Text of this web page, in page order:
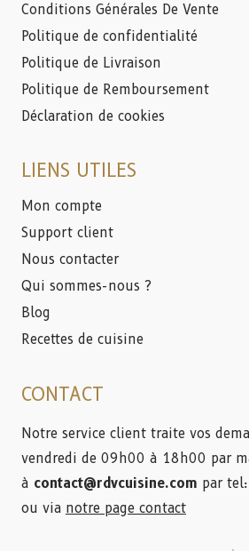
Conditions Générales De Vente
Politique de confidentialité
Politique de Livraison
Politique de Remboursement
Déclaration de cookies
LIENS UTILES
Mon compte
Support client
Nous contacter
Qui sommes-nous ?
Blog
Recettes de cuisine
CONTACT
Notre service client traite vos
vendredi de 09h00 à 18h00 par
à contact@rdvcuisine.com par
ou via notre page contact